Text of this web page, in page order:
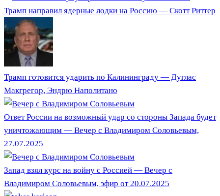
Трамп направил ядерные лодки на Россию — Скотт Риттер
Трамп готовится ударить по Калининграду — Дуглас
Макгрегор, Эндрю Наполитано
Ответ России на возможный удар со стороны Запада будет
уничтожающим — Вечер с Владимиром Соловьевым,
27.07.2025
Запад взял курс на войну с Россией — Вечер с
Владимиром Соловьевым, эфир от 20.07.2025